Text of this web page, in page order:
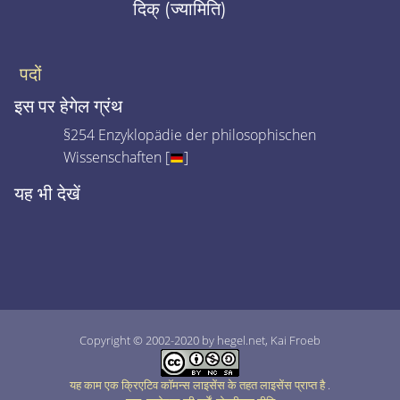
दिक् (ज्यामिति)
पदों
इस पर हेगेल ग्रंथ
§254 Enzyklopädie der philosophischen
Wissenschaften [
]
यह भी देखें
Copyright © 2002-2020 by hegel.net, Kai Froeb
यह काम एक क्रिएटिव कॉमन्स लाइसेंस के तहत लाइसेंस प्राप्त है.